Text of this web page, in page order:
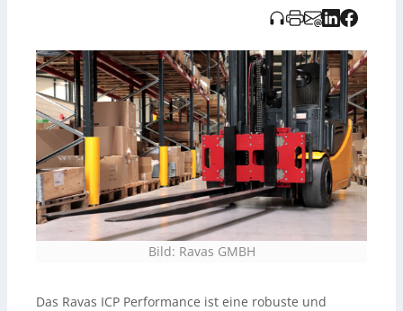
mechanischen Design mit vier 2D-Wägezellen,
Es ist OEML-konform (Zertifizierung beantragt, erwartet
Q1/2026), bietet hohe Genauigkeit bis 2.500 kg in 1-kg-
Schritten und ist eichfähig. Zusätzlich integriert es
Sicherheitsfunktionen (Lastschwerpunktanzeige,
Warnungen bei Überladung/Kippgefahr), lässt sich
direkt an WMS/TMS/ERP anbinden und ist durch Over-
the-Air-Updates zukunftssicher. Optional sindWay-in-
Motion,GabelpositioniererundSeitenschieber
verfügbar; das System ist für neue wie bestehende
Stapler geeignet.
Bild: Ravas GMBH
Das Ravas ICP Performance ist eine robuste und